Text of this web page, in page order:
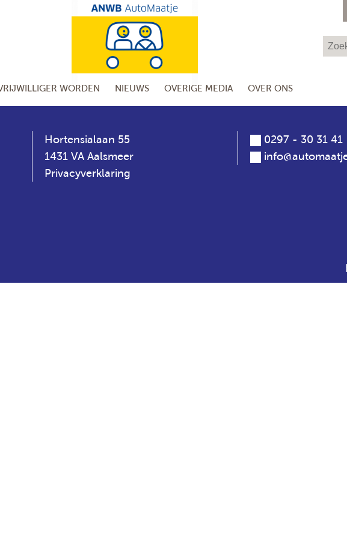
WORDEN NIEUWS OVERIGE MEDIA OVER ONS
Hortensialaan 55
1431 VA Aalsmeer
Privacyverklaring
0297 - 30 31 41